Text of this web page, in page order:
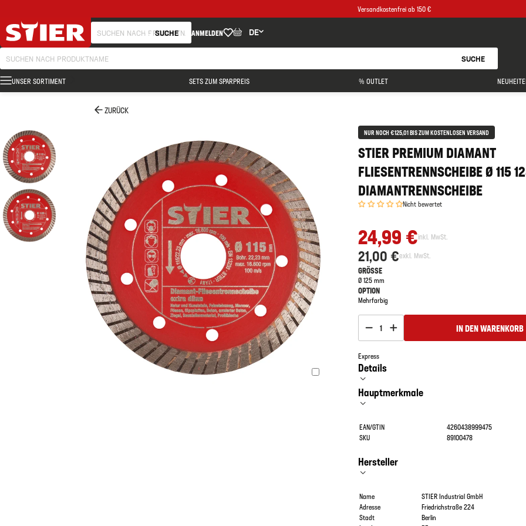
Versandkostenfrei ab 150 €
SUCHE ANMELDEN DE
SUCHE
UNSER SORTIMENT SETS ZUM SPARPREIS % OUTLET
ZURÜCK
NUR NOCH €125,01 BIS ZUM KOSTENLOSEN VERSAND
STIER PREMIUM DIAMANT
FLIESENTRENNSCHEIBE Ø 115
DIAMANTRENNSCHEIBE
Nicht bewertet
24,99 €inkl. MwSt.
21,00 €exkl. MwSt.
GRÖSSE
Ø 125 mm
OPTION
Mehrfarbig
1 IN DEN WARENKORB
Express
Details
Hauptmerkmale
EAN/GTIN
4260438999475
SKU
89100478
Hersteller
Name
STIER Industrial GmbH
Adresse
Friedrichstraße 224
Stadt
Berlin